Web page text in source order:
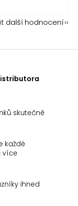
další hodnocení
skutečně
každé
více
ihned